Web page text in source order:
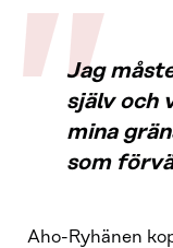
Jag
själv och
mina
som
Aho-Ryhänen